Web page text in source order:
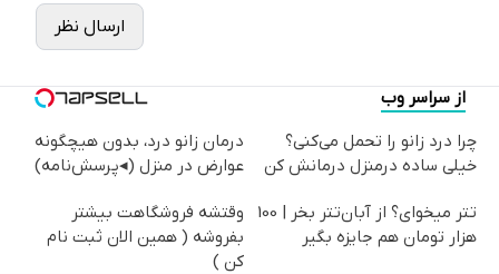
ارسال نظر
از سراسر وب
چرا درد زانو را تحمل می‌کنی؟
خیلی ساده درمنزل درمانش کن
درمان زانو درد، بدون هیچگونه
عوارض در منزل (◂پرسش‌نامه)
تتر میخوای؟ از آبان‌تتر بخر | 100
هزار تومان هم جایزه بگیر
وقتشه فروشگاهت بیشتر
بفروشه ( همین الان ثبت نام
کن )